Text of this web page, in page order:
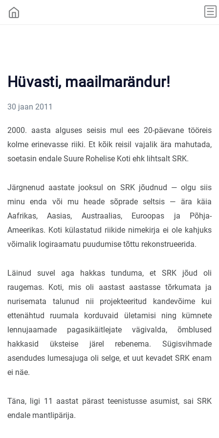
Hüvasti, maailmarändur!
30 jaan 2011
2000. aasta alguses seisis mul ees 20-päevane tööreis
kolme erinevasse riiki. Et kõik reisil vajalik ära mahutada,
soetasin endale Suure Rohelise Koti ehk lihtsalt SRK.
Järgnenud aastate jooksul on SRK jõudnud — olgu siis
minu enda või mu heade sõprade seltsis — ära käia
Aafrikas, Aasias, Austraalias, Euroopas ja Põhja-
Ameerikas. Koti külastatud riikide nimekirja ei ole kahjuks
võimalik logiraamatu puudumise tõttu rekonstrueerida.
Läinud suvel aga hakkas tunduma, et SRK jõud oli
raugemas. Koti, mis oli aastast aastasse tõrkumata ja
nurisemata talunud nii projekteeritud kandevõime kui
ettenähtud ruumala korduvaid ületamisi ning kümnete
lennujaamade pagasikäitlejate vägivalda, õmblused
hakkasid üksteise järel rebenema. Sügisvihmade
asendudes lumesajuga oli selge, et uut kevadet SRK enam
ei näe.
Täna, ligi 11 aastat pärast teenistusse asumist, sai SRK
endale mantlipärija.